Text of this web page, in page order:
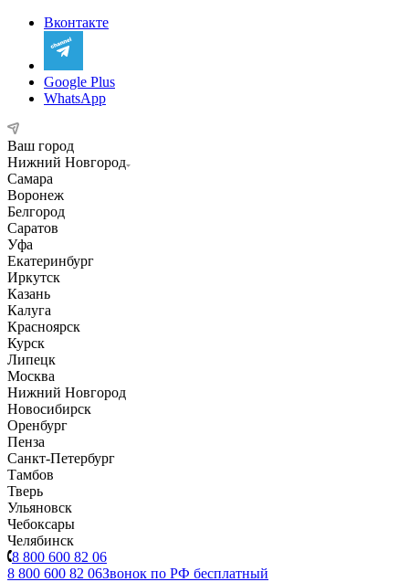
Вконтакте
Google Plus
WhatsApp
Ваш город
Нижний Новгород
Самара
Воронеж
Белгород
Саратов
Уфа
Екатеринбург
Иркутск
Казань
Калуга
Красноярск
Курск
Липецк
Москва
Нижний Новгород
Новосибирск
Оренбург
Пенза
Санкт-Петербург
Тамбов
Тверь
Ульяновск
Чебоксары
Челябинск
8 800 600 82 06
8 800 600 82 06Звонок по РФ бесплатный